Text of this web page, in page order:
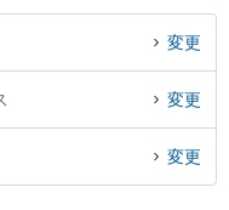
松山 魁杜弁護士や岩出総合法
弁護士費用、強みなどが注目
』『初回相談無料で法人・ビ
護士に相談予約したい』など
変更
変更
変更